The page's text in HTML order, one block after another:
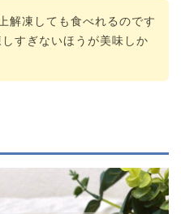
解凍しても食べれるのです
すぎないほうが美味しか